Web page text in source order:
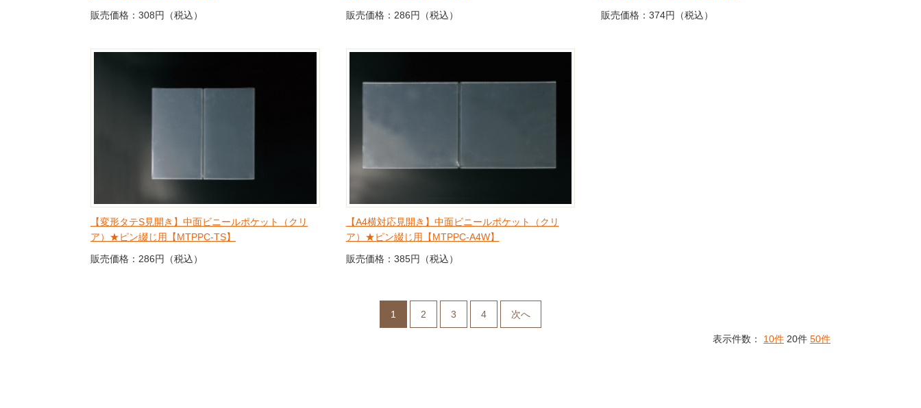
販売価格：308円（税込）
販売価格：286円（税込）
販売価格：374円（税込）
【変形タテS見開き】中面ビニールポケット（クリ
ア）★ピン綴じ用【MTPPC-TS】
販売価格：286円（税込）
【A4横対応見開き】中面ビニールポケット（クリ
ア）★ピン綴じ用【MTPPC-A4W】
販売価格：385円（税込）
1 2 3 4 次へ
表示件数： 10件 20件 50件